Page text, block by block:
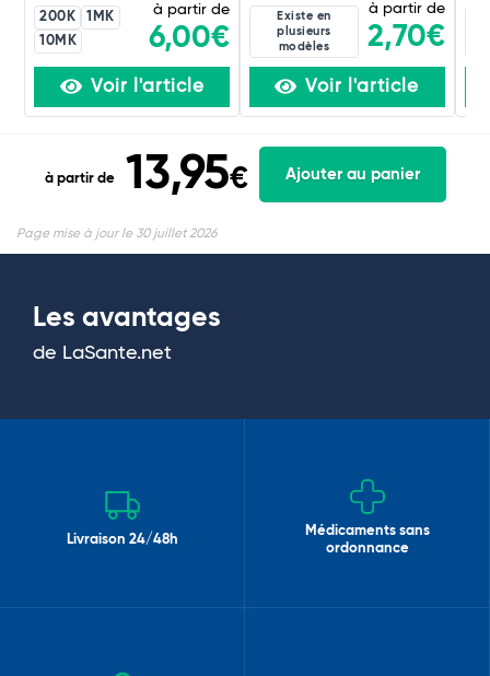
200K
1MK
10MK
à partir de
6,00€
Voir l'article
Existe en
plusieurs
modèles
à partir de
2,70€
Voir l'article
à partir de 13,95€ Ajouter au panier
Page mise à jour le 30 juillet 2026
Les avantages
de LaSante.net
Livraison 24/48h
Médicaments sans
ordonnance